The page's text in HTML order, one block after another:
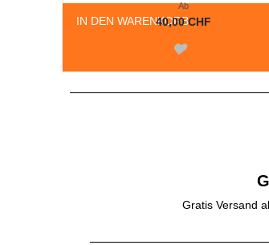
IN DEN WARENKORB
Ab
40,00 CHF
Gratis Versand